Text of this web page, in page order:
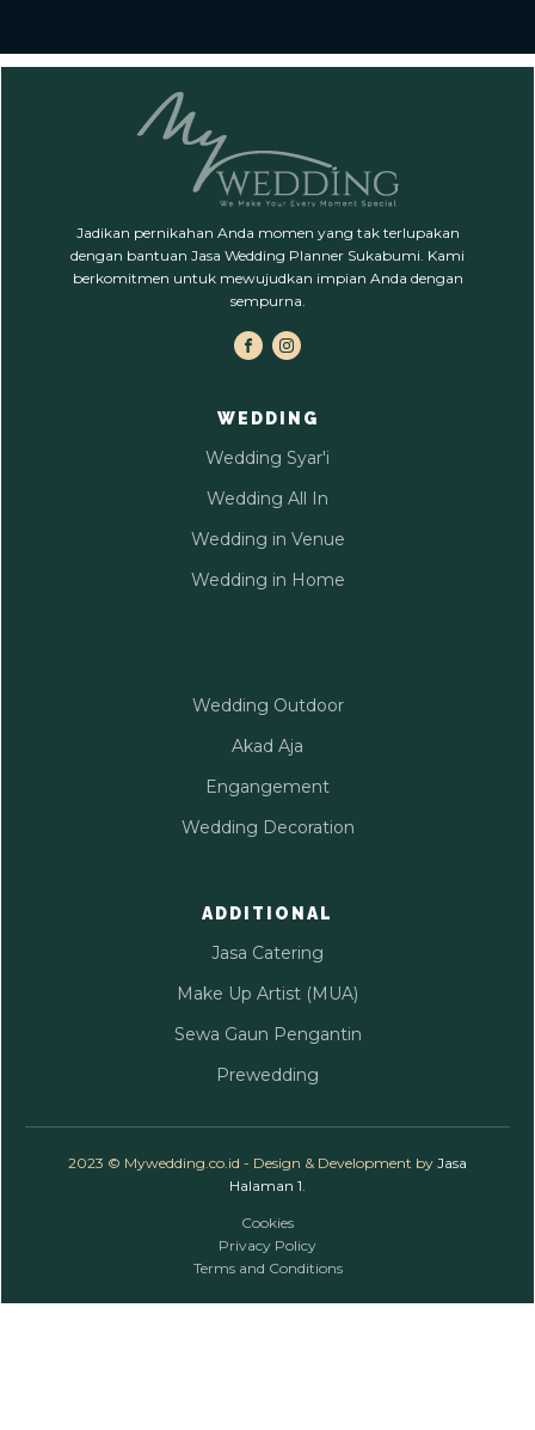
Jadikan pernikahan Anda momen yang tak terlupakan
dengan bantuan Jasa Wedding Planner Sukabumi. Kami
berkomitmen untuk mewujudkan impian Anda dengan
sempurna.
WEDDING
Wedding Syar'i
Wedding All In
Wedding in Venue
Wedding in Home
Wedding Outdoor
Akad Aja
Engangement
Wedding Decoration
ADDITIONAL
Jasa Catering
Make Up Artist (MUA)
Sewa Gaun Pengantin
Prewedding
2023 © Mywedding.co.id - Design & Development by Jasa
Halaman 1
Cookies
Privacy Policy
Terms and Conditions